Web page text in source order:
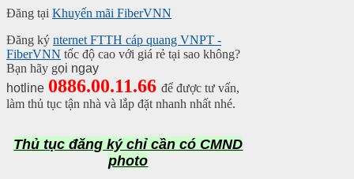
Đăng tại Khuyến mãi FiberVNN
Đăng ký nternet FTTH cáp quang VNPT -
FiberVNN tốc độ cao với giá rẻ tại sao không?
Bạn hãy gọi ngay
hotline 0886.00.11.66 để được tư vấn,
làm thủ tục tận nhà và lắp đặt nhanh nhất nhé.
Thủ tục đăng ký chỉ cần có CMND
photo